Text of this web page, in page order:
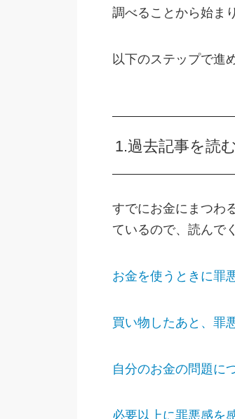
調べることから始ま
以下のステップで進
1.過去記事を読む
すでにお金にまつわ
ているので、読んで
お金を使うときに罪
買い物したあと、罪
自分のお金の問題に
必要以上に罪悪感を